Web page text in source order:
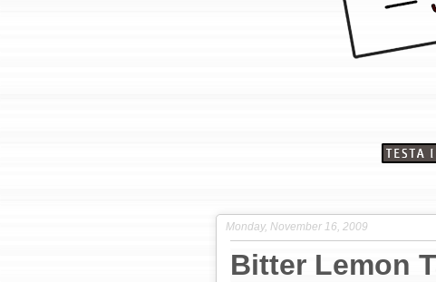
Monday, November 16, 2009
Bitter Lemon